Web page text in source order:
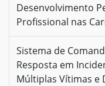
Desenvolvimento
Profissional nas
Sistema de
Resposta em
Múltiplas Vítimas e